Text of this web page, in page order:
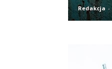
Redakcja -